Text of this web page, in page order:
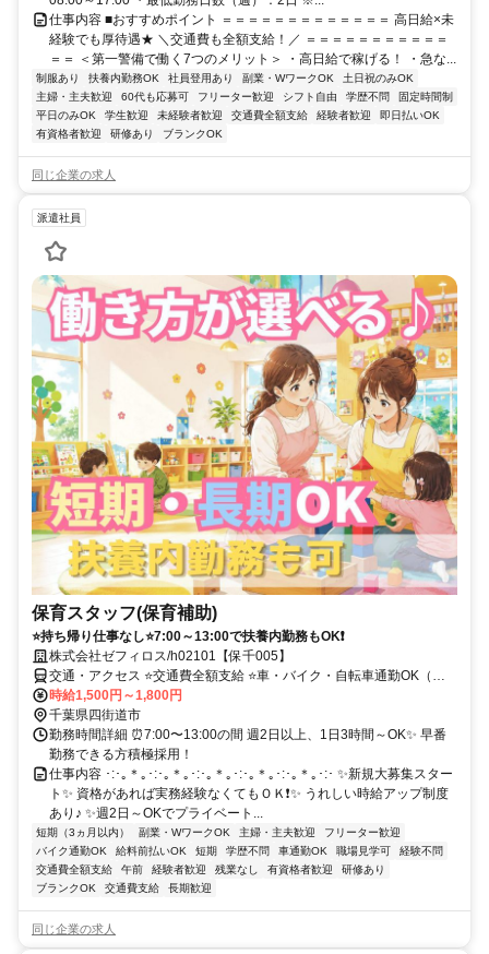
仕事内容 ■おすすめポイント ＝＝＝＝＝＝＝＝＝＝＝＝＝ 高日給×未
経験でも厚待遇★ ＼交通費も全額支給！／ ＝＝＝＝＝＝＝＝＝＝＝
＝＝ ＜第一警備で働く7つのメリット＞ ・高日給で稼げる！ ・急な...
制服あり 扶養内勤務OK 社員登用あり 副業・WワークOK
土日祝のみOK
主婦・主夫歓迎
60代も応募可 フリーター歓迎 シフト自由 学歴不問
固定時間制
平日のみOK
学生歓迎 未経験者歓迎 交通費全額支給 経験者歓迎
即日払いOK
有資格者歓迎
研修あり ブランクOK
同じ企業の求人
派遣社員
保育スタッフ(保育補助)
⭐持ち帰り仕事なし⭐7:00～13:00で扶養内勤務もOK❗
株式会社ゼフィロス/h02101【保千005】
交通・アクセス ⭐交通費全額支給 ⭐車・バイク・自転車通勤OK（無
料駐車場あり） ⭐お給料即払いOK♪
時給1,500円～1,800円
千葉県四街道市
勤務時間詳細 ⏰7:00〜13:00の間 週2日以上、1日3時間～OK✨ 早番
勤務できる方積極採用！
仕事内容 ･:･｡＊｡･:･｡＊｡･:･｡＊｡･:･｡＊｡･:･｡＊｡･:･ ✨新規大募集スター
ト✨ 資格があれば実務経験なくてもＯＫ❗✨ うれしい時給アップ制度
あり♪ ✨週2日～OKでプライベート...
短期（3ヵ月以内） 副業・WワークOK 主婦・主夫歓迎
フリーター歓迎
バイク通勤OK
給料前払いOK 短期 学歴不問 車通勤OK 職場見学可
経験不問
交通費全額支給
午前 経験者歓迎 残業なし 有資格者歓迎
研修あり
ブランクOK
交通費支給 長期歓迎
同じ企業の求人